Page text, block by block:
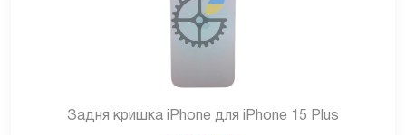
Задня кришка iPhone для iPhone 15 Plus